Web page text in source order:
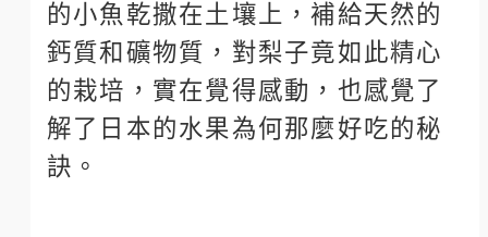
的小魚乾撒在土壤上，補給天然的
鈣質和礦物質，對梨子竟如此精心
的栽培，實在覺得感動，也感覺了
解了日本的水果為何那麼好吃的秘
訣。